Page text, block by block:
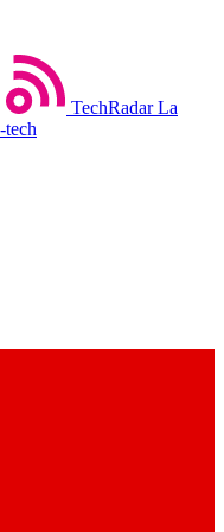
TechRadar La
tech